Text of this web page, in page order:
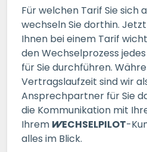
Für welchen Tarif Sie sich
wechseln Sie dorthin.
Ihnen bei einem Tarif
den Wechselprozess
für Sie durchführen.
Vertragslaufzeit sind wir
Ansprechpartner für Sie
die Kommunikation mit
Ihrem WECHSELPILOT-
alles im Blick.